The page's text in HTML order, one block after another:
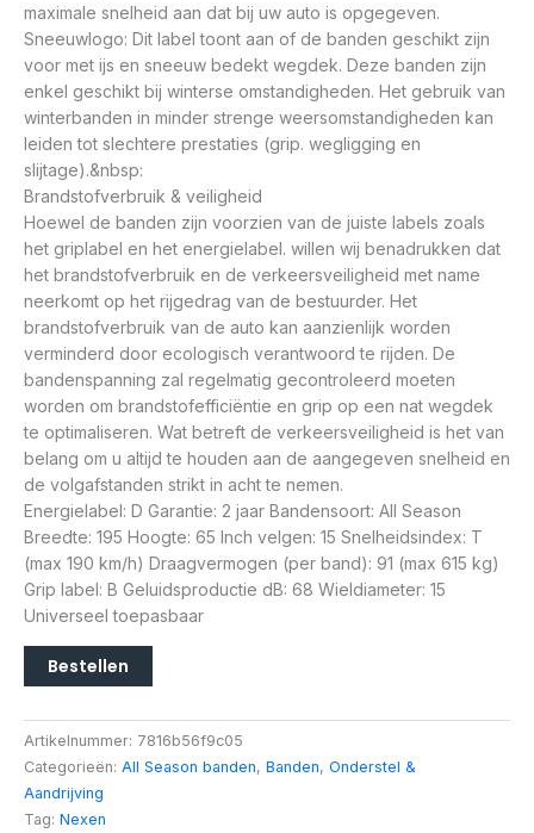
maximale snelheid aan dat bij uw auto is opgegeven.
Sneeuwlogo: Dit label toont aan of de banden geschikt zijn
voor met ijs en sneeuw bedekt wegdek. Deze banden zijn
enkel geschikt bij winterse omstandigheden. Het gebruik van
winterbanden in minder strenge weersomstandigheden kan
leiden tot slechtere prestaties (grip. wegligging en
slijtage).&nbsp:
Brandstofverbruik & veiligheid
Hoewel de banden zijn voorzien van de juiste labels zoals
het griplabel en het energielabel. willen wij benadrukken dat
het brandstofverbruik en de verkeersveiligheid met name
neerkomt op het rijgedrag van de bestuurder. Het
brandstofverbruik van de auto kan aanzienlijk worden
verminderd door ecologisch verantwoord te rijden. De
bandenspanning zal regelmatig gecontroleerd moeten
worden om brandstofefficiëntie en grip op een nat wegdek
te optimaliseren. Wat betreft de verkeersveiligheid is het van
belang om u altijd te houden aan de aangegeven snelheid en
de volgafstanden strikt in acht te nemen.
Energielabel: D Garantie: 2 jaar Bandensoort: All Season
Breedte: 195 Hoogte: 65 Inch velgen: 15 Snelheidsindex: T
(max 190 km/h) Draagvermogen (per band): 91 (max 615 kg)
Grip label: B Geluidsproductie dB: 68 Wieldiameter: 15
Universeel toepasbaar
Bestellen
Artikelnummer: 7816b56f9c05
Categorieën: All Season banden, Banden, Onderstel &
Aandrijving
Tag: Nexen